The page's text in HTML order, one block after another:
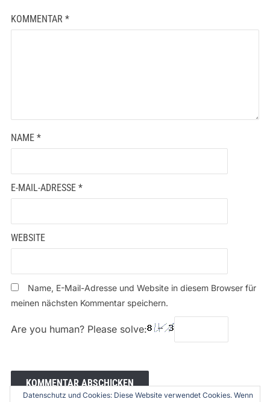
KOMMENTAR *
NAME *
E-MAIL-ADRESSE *
WEBSITE
Name, E-Mail-Adresse und Website in diesem Browser für
meinen nächsten Kommentar speichern.
Are you human? Please solve:
Datenschutz und Cookies: Diese Website verwendet Cookies. Wenn